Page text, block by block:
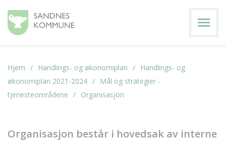
menu
Hjem Handlings- og økonomiplan
Handlings- og
økonomiplan 2021-2024
Mål og strategier -
tjenesteområdene
Organisasjon
Organisasjon består i hovedsak av interne